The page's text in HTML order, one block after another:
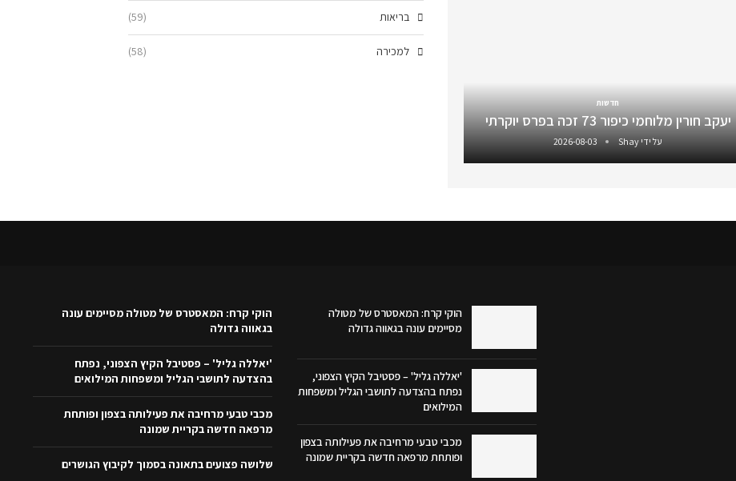
חדשות
יעקב חורין מלוחמי כיפור 73 זכה בפרס יוקרתי
על ידי Shay
2026-08-03
בריאות (59)
למכירה (58)
הוקי קרח: המאסטרס של מטולה
מסיימים עונה בגאווה גדולה
'יאללה גליל' – פסטיבל הקיץ הצפוני,
נפתח בהצדעה לתושבי הגליל ומשפחות
המילואים
מכבי טבעי מרחיבה את פעילותה בצפון
ופותחת מרפאה חדשה בקריית שמונה
הוקי קרח: המאסטרס של מטולה מסיימים עונה
בגאווה גדולה
'יאללה גליל' – פסטיבל הקיץ הצפוני, נפתח
בהצדעה לתושבי הגליל ומשפחות המילואים
מכבי טבעי מרחיבה את פעילותה בצפון ופותחת
מרפאה חדשה בקריית שמונה
שלושה פצועים בתאונה בסמוך לקיבוץ הגושרים